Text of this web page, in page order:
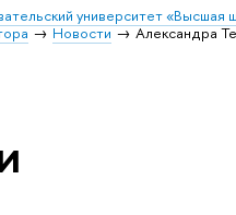
университет «Высшая
Новости Александра